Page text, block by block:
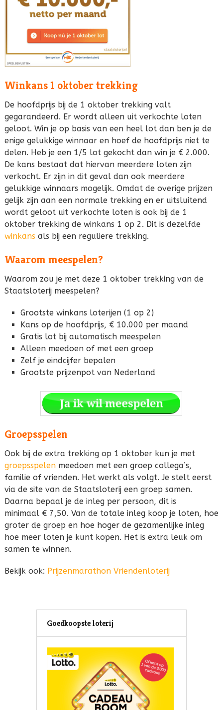
Winkans 1 oktober trekking
De hoofdprijs bij de 1 oktober trekking valt
gegarandeerd. Er wordt alleen uit verkochte loten
geloot. Win je op basis van een heel lot dan ben je de
enige gelukkige winnaar en hoef de hoofdprijs niet te
delen. Heb je een 1/5 lot gekocht dan win je € 2.000.
De kans bestaat dat hiervan meerdere loten zijn
verkocht. Er zijn in dit geval dan ook meerdere
gelukkige winnaars mogelijk. Omdat de overige prijzen
gelijk zijn aan een normale trekking en er uitsluitend
wordt geloot uit verkochte loten is ook bij de 1
oktober trekking de winkans 1 op 2. Dit is dezelfde
winkans als bij een reguliere trekking.
Waarom meespelen?
Waarom zou je met deze 1 oktober trekking van de
Staatsloterij meespelen?
Grootste winkans loterijen (1 op 2)
Kans op de hoofdprijs, € 10.000 per maand
Gratis lot bij automatisch meespelen
Alleen meedoen of met een groep
Zelf je eindcijfer bepalen
Grootste prijzenpot van Nederland
Groepsspelen
Ook bij de extra trekking op 1 oktober kun je met
groepsspelenmeedoen met een groep collega’s,
familie of vrienden. Het werkt als volgt. Je stelt eerst
via de site van de Staatsloterij een groep samen.
Daarna bepaal je de inleg per persoon, dit is
minimaal € 7,50. Van de totale inleg koop je loten, hoe
groter de groep en hoe hoger de gezamenlijke inleg
hoe meer loten je kunt kopen. Het is extra leuk om
samen te winnen.
Bekijk ook: Prijzenmarathon Vriendenloterij
Goedkoopste loterij